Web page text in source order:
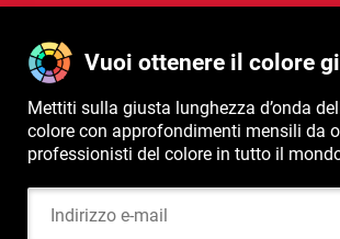
Vuoi ottenere il colore
Mettiti sulla giusta lunghezza d’onda
colore con approfondimenti mensili da
professionisti del colore in tutto il
Indirizzo